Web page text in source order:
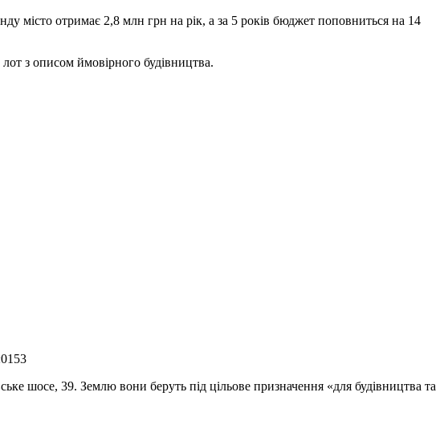
місто отримає 2,8 млн грн на рік, а за 5 років бюджет поповниться на 14
з описом ймовірного будівництва.
шосе, 39. Землю вони беруть під цільове призначення «для будівництва та